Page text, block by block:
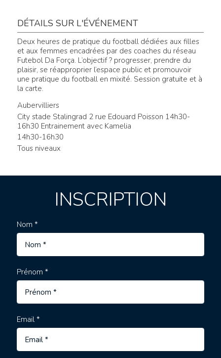
DÉTAILS SUR L'ÉVÉNEMENT
Deux heures de pratique du football dédiées aux filles
et aux femmes encadrées par des coaches du réseau
Futebol Da Força. L’objectif ? progresser, prendre du
plaisir, se réapproprier l’espace public et promouvoir
une pratique du football en mixité. Session gratuite et à
la carte.
Aubervilliers
City stade Stalingrad 2 rue Edouard Poisson 14h30-
16h30 Entrainement avec Kamelia
14h30-16h30
Tous niveaux
INSCRIPTION
Nom *
Prénom *
Email *